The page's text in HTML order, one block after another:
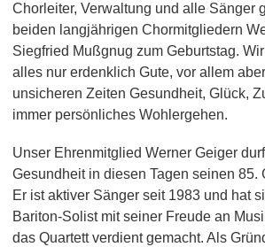
Chorleiter, Verwaltung und alle Sänger
beiden langjährigen Chormitgliedern
Siegfried Mußgnug zum Geburtstag.
alles nur erdenklich Gute, vor allem
unsicheren Zeiten Gesundheit, Glück,
immer persönliches Wohlergehen.
Unser Ehrenmitglied Werner Geiger
Gesundheit in diesen Tagen seinen 85.
Er ist aktiver Sänger seit 1983 und hat
Bariton-Solist mit seiner Freude an
das Quartett verdient gemacht. Als